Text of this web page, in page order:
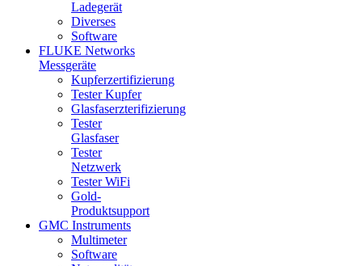
Ladegerät
Diverses
Software
FLUKE Networks
Messgeräte
Kupferzertifizierung
Tester Kupfer
Glasfaserzterifizierung
Tester
Glasfaser
Tester
Netzwerk
Tester WiFi
Gold-
Produktsupport
GMC Instruments
Multimeter
Software